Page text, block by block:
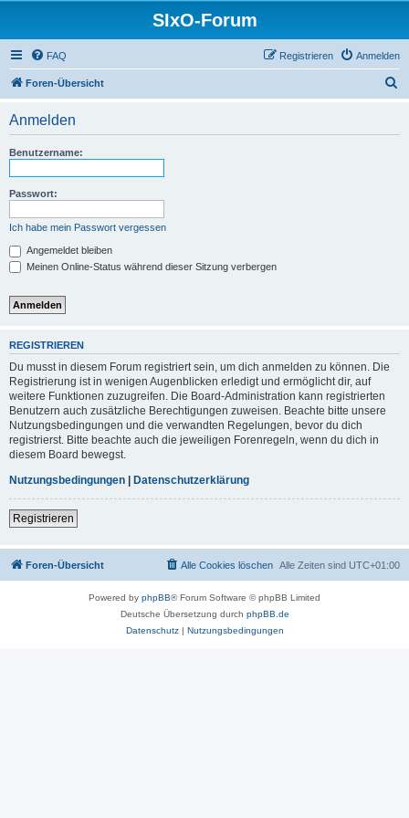
SIxO-Forum
FAQ Anmelden
Registrieren
Foren-Übersicht
Anmelden
Benutzername:
Passwort:
Ich habe mein Passwort vergessen
Angemeldet bleiben
Meinen Online-Status während dieser Sitzung verbergen
REGISTRIEREN
Du musst in diesem Forum registriert sein, um dich anmelden zu können. Die
Registrierung ist in wenigen Augenblicken erledigt und ermöglicht dir, auf
weitere Funktionen zuzugreifen. Die Board-Administration kann registrierten
Benutzern auch zusätzliche Berechtigungen zuweisen. Beachte bitte unsere
Nutzungsbedingungen und die verwandten Regelungen, bevor du dich
registrierst. Bitte beachte auch die jeweiligen Forenregeln, wenn du dich in
diesem Board bewegst.
Nutzungsbedingungen | Datenschutzerklärung
Registrieren
Foren-Übersicht Alle Zeiten sind UTC+01:00
Alle Cookies löschen
Powered by phpBB® Forum Software © phpBB Limited
Deutsche Übersetzung durch phpBB.de
Datenschutz| Nutzungsbedingungen